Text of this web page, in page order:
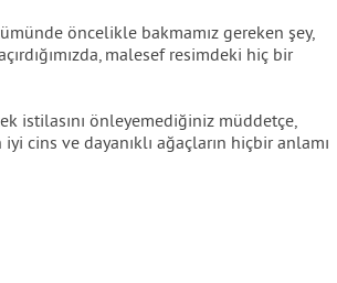
öncelikle bakmamız gereken şey,
malesef resimdeki hiç bir
istilasını önleyemediğiniz müddetçe,
cins ve dayanıklı ağaçların hiçbir anlamı